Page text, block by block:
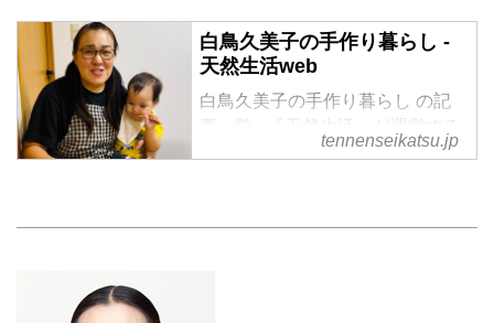
白鳥久美子の手作り暮らし -
天然生活web
白鳥久美子の手作り暮らし の記
事一覧 - 『天然生活』が運営する
暮らしの情報サイト。食やファッ
配信
tennenseikatsu.jp